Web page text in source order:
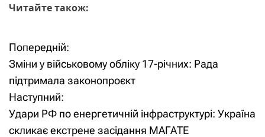
Читайте також:
Н
а
в
і
Попередній:
Зміни у військовому обліку 17-річних: Рада
підтримала законопроєкт
Наступний:
Удари РФ по енергетичній інфраструктурі: Україна
скликає екстрене засідання МАГАТЕ